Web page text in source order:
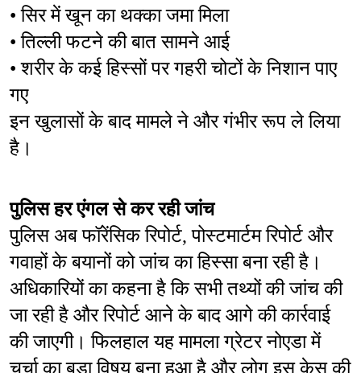
• सिर में खून का थक्का जमा मिला
• तिल्ली फटने की बात सामने आई
• शरीर के कई हिस्सों पर गहरी चोटों के निशान पाए
गए
इन खुलासों के बाद मामले ने और गंभीर रूप ले लिया
है।
पुलिस हर एंगल से कर रही जांच
पुलिस अब फॉरेंसिक रिपोर्ट, पोस्टमार्टम रिपोर्ट और
गवाहों के बयानों को जांच का हिस्सा बना रही है।
अधिकारियों का कहना है कि सभी तथ्यों की जांच की
जा रही है और रिपोर्ट आने के बाद आगे की कार्रवाई
की जाएगी। फिलहाल यह मामला ग्रेटर नोएडा में
चर्चा का बड़ा विषय बना हुआ है और लोग इस केस की